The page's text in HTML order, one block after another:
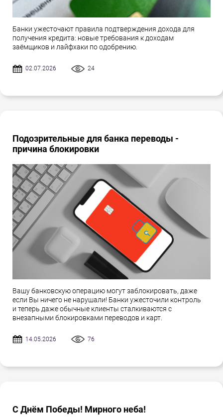
Банки ужесточают правила подтверждения дохода для
получения кредита: новые требования к доходам
заёмщиков и лайфхаки по одобрению.
02.07.2026 24
Подозрительные для банка переводы -
причина блокировки
Вашу банковскую операцию могут заблокировать, даже
если Вы ничего не нарушали! Банки ужесточили контроль
и теперь даже обычные клиенты сталкиваются с
внезапными блокировками переводов и карт.
14.05.2026 76
С Днём Победы! Мирного неба!